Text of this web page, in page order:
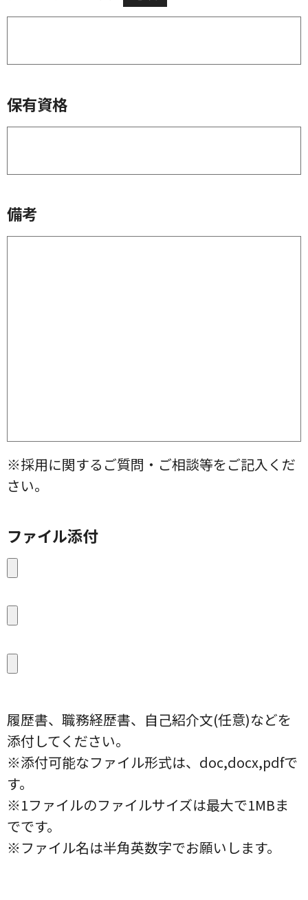
保有資格
備考
※採用に関するご質問・ご相談等をご記入くだ
さい。
ファイル添付
履歴書、職務経歴書、自己紹介文(任意)などを
添付してください。
※添付可能なファイル形式は、doc,docx,pdfで
す。
※1ファイルのファイルサイズは最大で1MBま
でです。
※ファイル名は半角英数字でお願いします。